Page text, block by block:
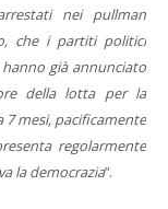
nei pullman
che i partiti politici
già annunciato
della lotta per la
7 mesi, pacificamente
regolarmente
la democrazia”.